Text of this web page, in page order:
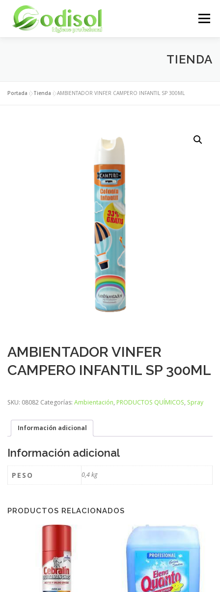
contenido
Menú
ÁREA CLIENTES CONTACTO
TIENDA
Portada »Tienda »AMBIENTADOR VINFER CAMPERO INFANTIL SP 300ML
AMBIENTADOR VINFER
CAMPERO INFANTIL SP 300ML
SKU: 08082 Categorías: Ambientación, PRODUCTOS QUÍMICOS, Spray
Información adicional
Información adicional
PESO 0,4 kg
PRODUCTOS RELACIONADOS